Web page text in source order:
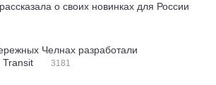
о своих новинках для России
Челнах разработали
Transit
3181